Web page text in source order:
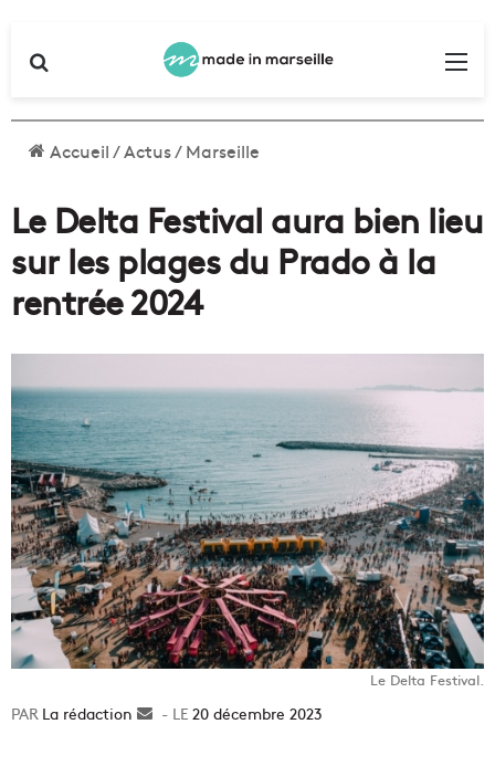
Accueil/Actus/Marseille
Le Delta Festival aura bien lieu
sur les plages du Prado à la
rentrée 2024
Le Delta Festival.
La rédaction
Envoyer20 décembre 2023